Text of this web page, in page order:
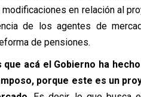
en relación al
de los agentes de
de pensiones.
que acá el Gobierno ha
porque este es un